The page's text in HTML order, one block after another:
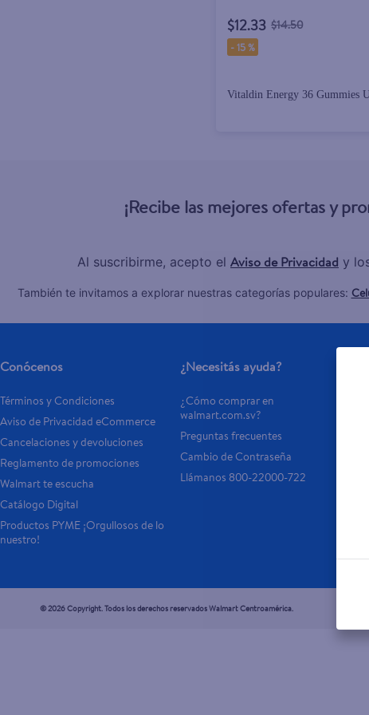
$12.33 $14.50
-15 %
Vitaldin Energy 36 Gummies
¡Recibe las mejores ofertas y
Al suscribirme, acepto el Aviso de Privacidad y
También te invitamos a explorar nuestras categorías populares:
Conócenos
Términos y Condiciones
Aviso de Privacidad eCommerce
Cancelaciones y devoluciones
Reglamento de promociones
Walmart te escucha
Catálogo Digital
Productos PYME ¡Orgullosos de lo
nuestro!
¿Necesitás ayuda?
¿Cómo comprar en
walmart.com.sv?
Preguntas frecuentes
Cambio de Contraseña
Llámanos 800-22000-722
© 2026 Copyright. Todos los derechos reservados Walmart Centroamérica.